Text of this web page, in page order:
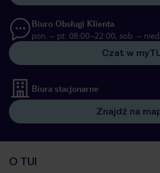
Biuro Obsługi Klienta
pon. – pt. 08:00–22:00, sob. –
Czat w
Biura stacjonarne
Znajdź na
O TUI